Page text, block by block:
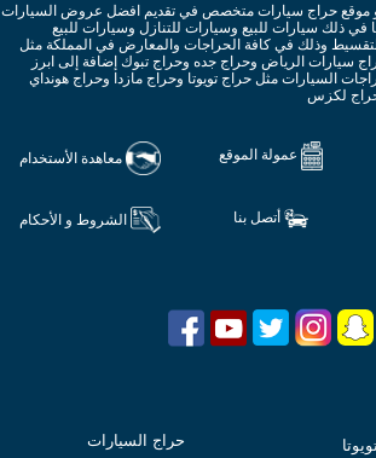
موقع حراج سيارات متخصص في تقديم افضل عروض السيارات
في ذلك سيارات للبيع وسيارات للتنازل وسيارات للبيع
وذلك في كافة الحراجات والمعارض في المملكة مثل
سيارات الرياض وحراج جده وحراج تبوك إضافة إلى ابرز
السيارات مثل حراج تويوتا وحراج مازدا وحراج هونداي
لكزس
معاهدة الأستخدام
أتصل بنا
حراج السيارات